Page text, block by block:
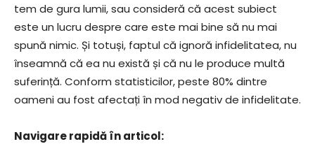
tem de gura lumii, sau consideră că acest subiect
este un lucru despre care este mai bine să nu mai
spună nimic. Și totuși, faptul că ignoră infidelitatea, nu
înseamnă că ea nu există și că nu le produce multă
suferință. Conform statisticilor, peste 80% dintre
oameni au fost afectați în mod negativ de infidelitate.
Navigare rapidă în articol: